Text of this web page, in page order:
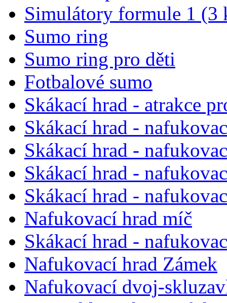
Simulátory formule 1 (3
Sumo ring
Sumo ring pro děti
Fotbalové sumo
Skákací hrad - atrakce
Skákací hrad -
Skákací hrad -
Skákací hrad -
Skákací hrad -
Nafukovací hrad míč
Skákací hrad -
Nafukovací hrad Zámek
Nafukovací dvoj-